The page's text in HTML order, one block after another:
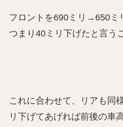
フロントを690ミリ→650ミ
つまり40ミリ下げたと言う
これに合わせて、リアも同
リ下げてあげれば前後の車